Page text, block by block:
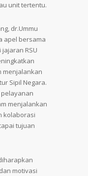
unit tertentu.
dr.Ummu
apel bersama
RSU
menjalankan
Sipil Negara.
menjalankan
kolaborasi
tujuan
motivasi